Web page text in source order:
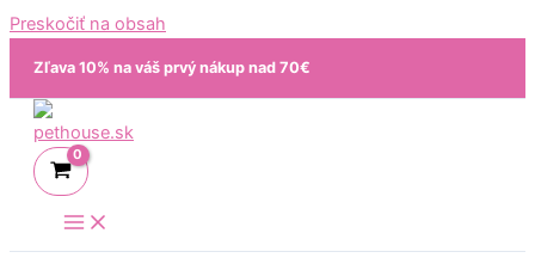
Preskočiť na obsah
Zľava 10% na váš prvý nákup nad 70€